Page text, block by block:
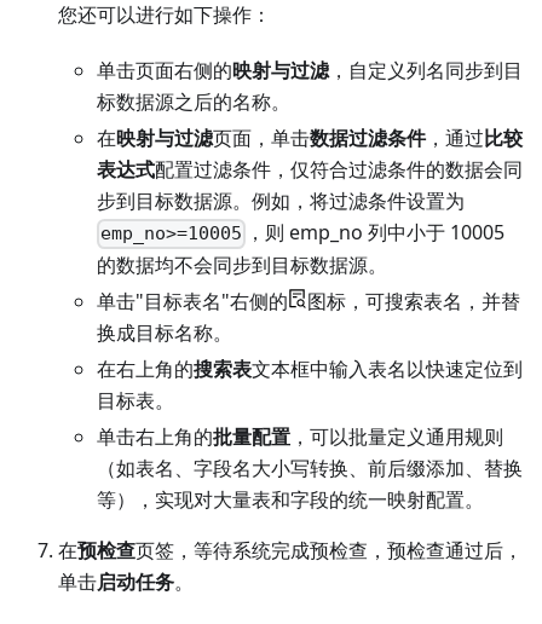
您还可以进行如下操作：
单击页面右侧的映射与过滤，自定义列名同步到目
标数据源之后的名称。
在映射与过滤页面，单击数据过滤条件，通过比较
表达式配置过滤条件，仅符合过滤条件的数据会同
步到目标数据源。例如，将过滤条件设置为
emp_no>=10005
，则 emp_no 列中小于 10005
的数据均不会同步到目标数据源。
单击"目标表名"右侧的
图标，可搜索表名，并替
换成目标名称。
在右上角的搜索表文本框中输入表名以快速定位到
目标表。
单击右上角的批量配置 ，可以批量定义通用规则
（如表名、字段名大小写转换、前后缀添加、替换
等），实现对大量表和字段的统一映射配置。
在预检查页签，等待系统完成预检查，预检查通过后，
单击启动任务。